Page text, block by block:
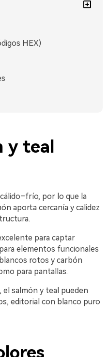
HEX)
y teal
por lo que la
aporta cercanía y calidez
para captar
elementos funcionales
rotos y carbón
para pantallas.
el salmón y teal pueden
editorial con blanco puro